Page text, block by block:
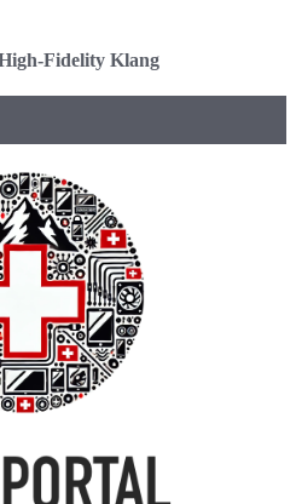
Fidelity Klang